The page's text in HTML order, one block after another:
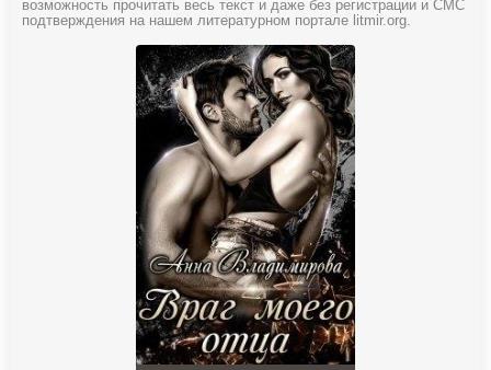
возможность прочитать весь текст и даже без регистрации и СМС
подтверждения на нашем литературном портале litmir.org.